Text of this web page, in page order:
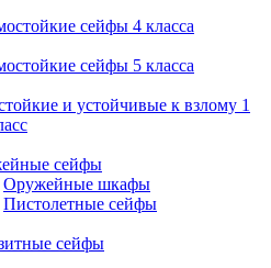
сейфы 4 класса
сейфы 5 класса
и устойчивые к взлому 1
сейфы
Оружейные шкафы
Пистолетные сейфы
сейфы